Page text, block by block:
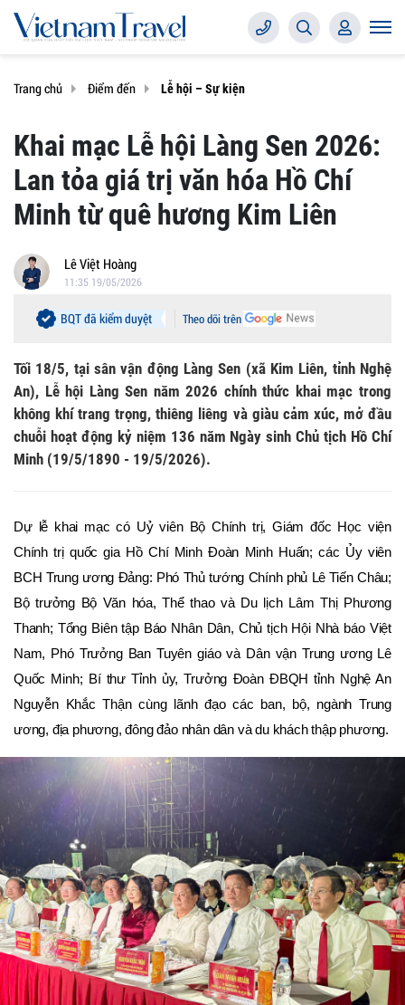
Trang chủ Điểm đến Lễ hội – Sự kiện
Khai mạc Lễ hội Làng Sen 2026:
Lan tỏa giá trị văn hóa Hồ Chí
Minh từ quê hương Kim Liên
Lê Việt Hoàng
11:35 19/05/2026
Theo dõi trên
BQT đã kiểm duyệt
Tối 18/5, tại sân vận động Làng Sen (xã Kim Liên, tỉnh Nghệ
An), Lễ hội Làng Sen năm 2026 chính thức khai mạc trong
không khí trang trọng, thiêng liêng và giàu cảm xúc, mở đầu
chuỗi hoạt động kỷ niệm 136 năm Ngày sinh Chủ tịch Hồ Chí
Minh (19/5/1890 - 19/5/2026).
Dự lễ khai mạc có Uỷ viên Bộ Chính trị, Giám đốc Học viện
Chính trị quốc gia Hồ Chí Minh Đoàn Minh Huấn; các Ủy viên
BCH Trung ương Đảng: Phó Thủ tướng Chính phủ Lê Tiến Châu;
Bộ trưởng Bộ Văn hóa, Thể thao và Du lịch Lâm Thị Phương
Thanh; Tổng Biên tập Báo Nhân Dân, Chủ tịch Hội Nhà báo Việt
Nam, Phó Trưởng Ban Tuyên giáo và Dân vận Trung ương Lê
Quốc Minh; Bí thư Tỉnh ủy, Trưởng Đoàn ĐBQH tỉnh Nghệ An
Nguyễn Khắc Thận cùng lãnh đạo các ban, bộ, ngành Trung
ương, địa phương, đông đảo nhân dân và du khách thập phương.